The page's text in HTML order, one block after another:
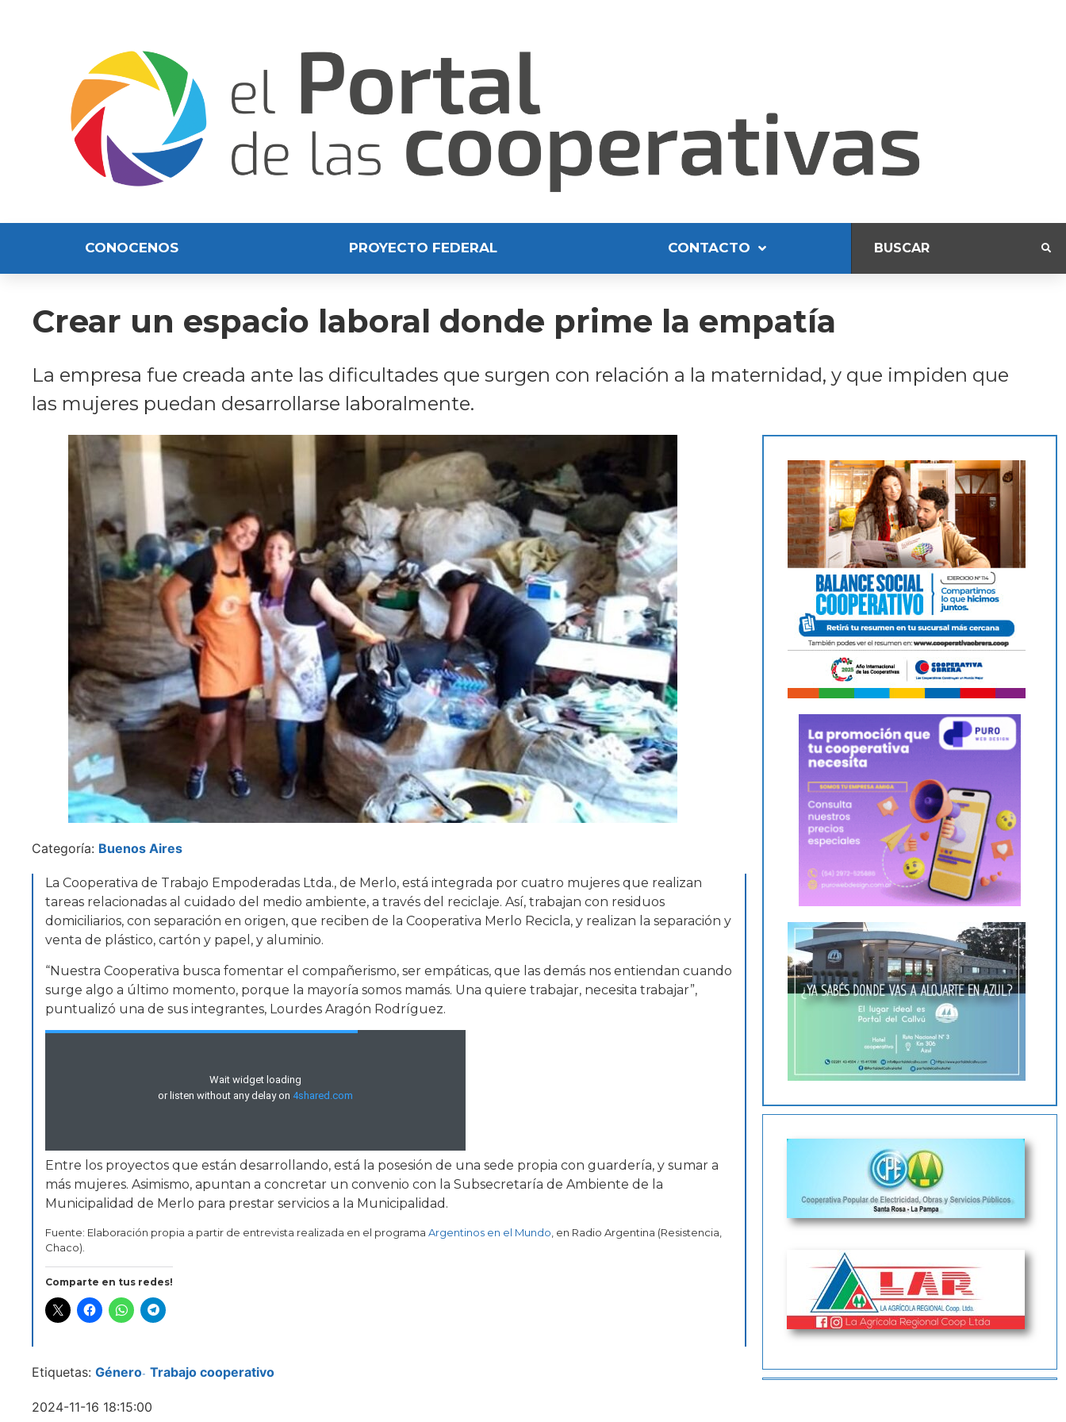
CONOCENOS PROYECTO FEDERAL CONTACTO
Crear un espacio laboral donde prime la empatía
La empresa fue creada ante las dificultades que surgen con relación a la maternidad, y que impiden que
las mujeres puedan desarrollarse laboralmente.
Categoría: Buenos Aires
La Cooperativa de Trabajo Empoderadas Ltda., de Merlo, está integrada por cuatro mujeres que realizan
tareas relacionadas al cuidado del medio ambiente, a través del reciclaje. Así, trabajan con residuos
domiciliarios, con separación en origen, que reciben de la Cooperativa Merlo Recicla, y realizan la separación y
venta de plástico, cartón y papel, y aluminio.
“Nuestra Cooperativa busca fomentar el compañerismo, ser empáticas, que las demás nos entiendan cuando
surge algo a último momento, porque la mayoría somos mamás. Una quiere trabajar, necesita trabajar”,
puntualizó una de sus integrantes, Lourdes Aragón Rodríguez.
Entre los proyectos que están desarrollando, está la posesión de una sede propia con guardería, y sumar a
más mujeres. Asimismo, apuntan a concretar un convenio con la Subsecretaría de Ambiente de la
Municipalidad de Merlo para prestar servicios a la Municipalidad.
Fuente: Elaboración propia a partir de entrevista realizada en el programa Argentinos en el Mundo , en Radio Argentina (Resistencia,
Chaco).
Comparte en tus redes!
Etiquetas: Género- Trabajo cooperativo
2024-11-16 18:15:00